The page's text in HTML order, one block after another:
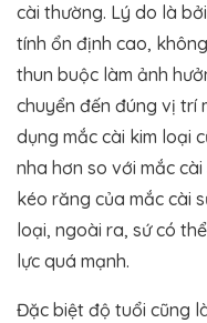
cài thường. Lý do là
tính ổn định cao,
thun buộc làm ảnh
chuyển đến đúng vị trí
dụng mắc cài kim loại
nha hơn so với mắc
kéo răng của mắc cài
loại, ngoài ra, sứ có
lực quá mạnh.
Đặc biệt độ tuổi cũng